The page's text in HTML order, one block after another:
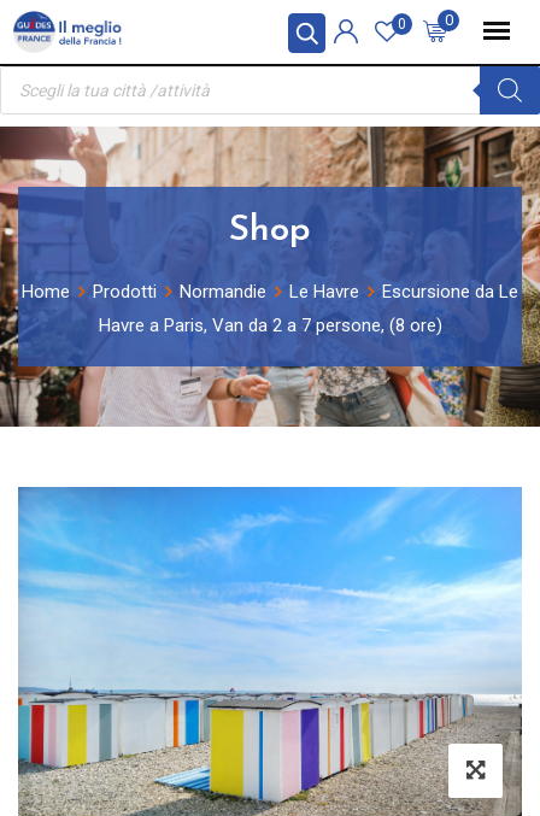
Pannello di gestione dei cookies
Skip
content
0
0
Ricerca
prodotti
Shop
Home Prodotti Normandie Le Havre
Escursione da Le
Havre a Paris, Van da 2 a 7 persone, (8 ore)